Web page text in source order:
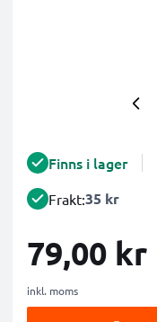
Finns i lager
Frakt:35 kr
79,00 kr
inkl. moms